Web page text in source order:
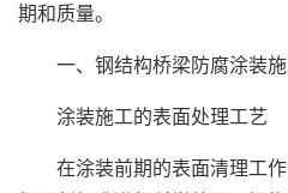
期和质量。
一、钢结构桥梁防腐涂装施
涂装施工的表面处理工艺
在涂装前期的表面清理工作